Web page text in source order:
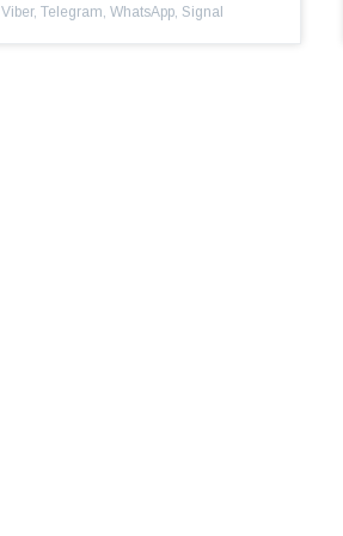
Viber, Telegram, WhatsApp, Signal